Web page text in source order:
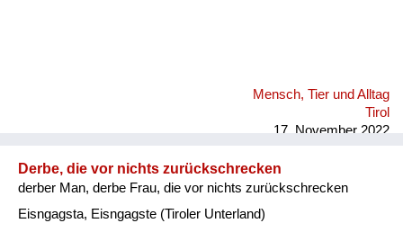
Mensch, Tier und Alltag
Tirol
17. November 2022
Derbe, die vor nichts zurückschrecken
derber Man, derbe Frau, die vor nichts zurückschrecken
Eisngagsta, Eisngagste (Tiroler Unterland)